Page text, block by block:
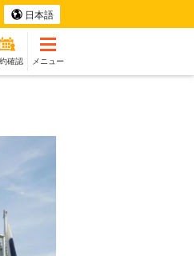
日本語
確認 メニュー